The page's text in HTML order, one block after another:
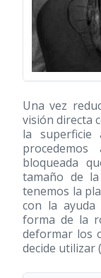
Una vez
visión directa
la superficie
bloqueada
tamaño de
tenemos la
con la
forma de la
deformar los
decide utilizar